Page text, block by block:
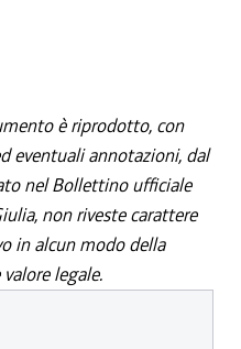
è riprodotto, con
eventuali annotazioni, dal
nel Bollettino ufficiale
non riveste carattere
in alcun modo della
legale.